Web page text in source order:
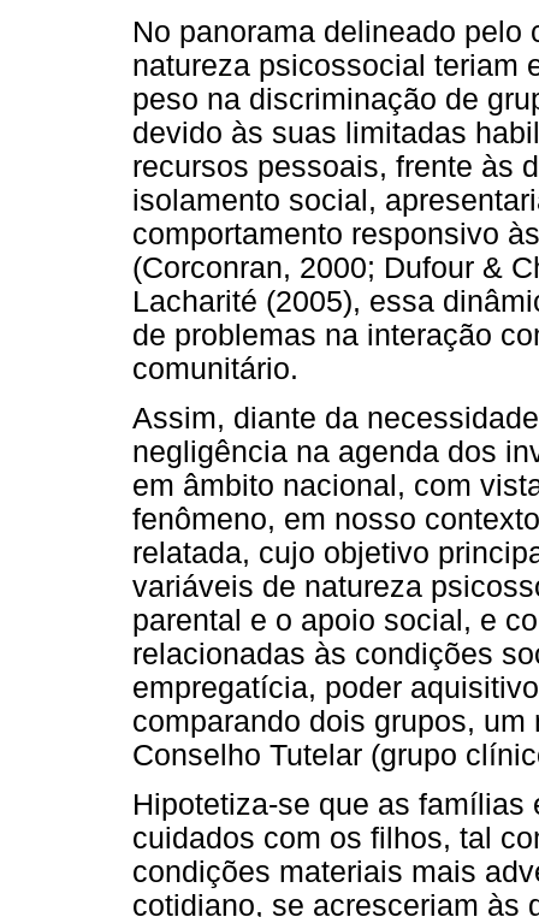
No panorama delineado
natureza psicossocial teriam
peso na discriminação de
devido às suas limitadas
recursos pessoais, frente às
isolamento social,
comportamento responsivo
(Corconran, 2000; Dufour &
Lacharité (2005), essa
de problemas na interação
comunitário.
Assim, diante da
negligência na agenda dos
em âmbito nacional, com
fenômeno, em nosso
relatada, cujo objetivo
variáveis de natureza
parental e o apoio social, e
relacionadas às condições
empregatícia, poder
comparando dois grupos,
Conselho Tutelar (grupo
Hipotetiza-se que as
cuidados com os filhos, tal
condições materiais mais
cotidiano, se acresceriam às